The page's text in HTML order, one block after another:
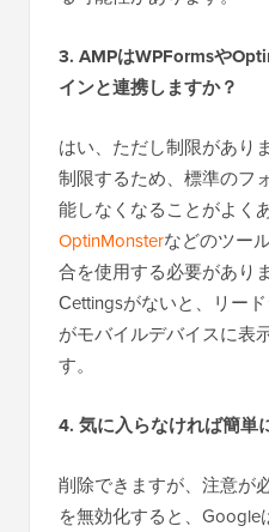
3. AMPはWPFormsや
インと連携しますか？
はい、ただし制限があり
制限するため、標準のフ
能しなくなることがよく
OptinMonsterなどのツー
合を使用する必要があり
Сettingsがないと、リー
がモバイルデバイスに表
す。
4. 気に入らなければ簡単
削除できますが、注意が
を無効化すると、